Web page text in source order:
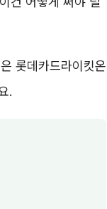
롯데카드라이킷온
.